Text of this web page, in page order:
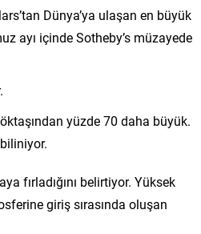
Dünya’ya ulaşan en büyük
ayı içinde Sotheby’s müzayede
yüzde 70 daha büyük.
fırladığını belirtiyor. Yüksek
giriş sırasında oluşan